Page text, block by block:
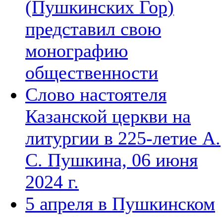
(Пушкинских Гор)
представил свою
монографию
общественности
Слово настоятеля
Казанской церкви на
литургии в 225-летие А.
С. Пушкина, 06 июня
2024 г.
5 апреля в Пушкинском